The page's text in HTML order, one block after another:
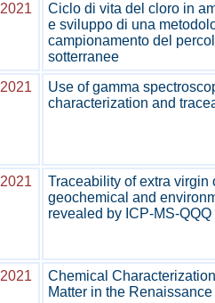
2021
Ciclo di vita del cloro in
e sviluppo di una
campionamento del
sotterranee
2021
Use of gamma
characterization and
2021
Traceability of extra virgin
geochemical and
revealed by ICP-MS-
2021
Chemical
Matter in the